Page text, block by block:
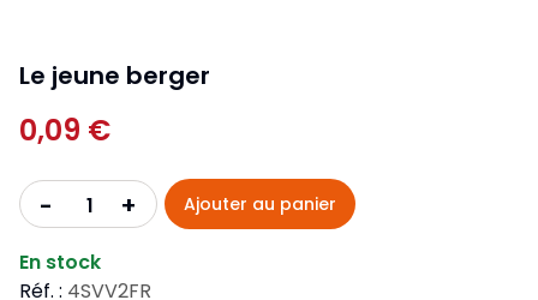
Le jeune berger
0,09 €
- + Ajouter au panier
En stock
Réf. : 4SVV2FR